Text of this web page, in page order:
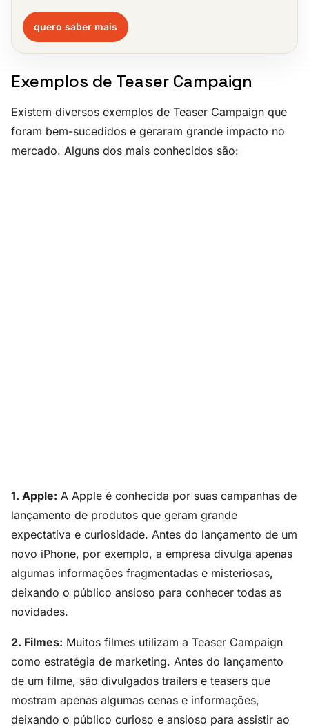
quero saber mais
Exemplos de Teaser Campaign
Existem diversos exemplos de Teaser Campaign que
foram bem-sucedidos e geraram grande impacto no
mercado. Alguns dos mais conhecidos são:
1. Apple: A Apple é conhecida por suas campanhas de
lançamento de produtos que geram grande
expectativa e curiosidade. Antes do lançamento de um
novo iPhone, por exemplo, a empresa divulga apenas
algumas informações fragmentadas e misteriosas,
deixando o público ansioso para conhecer todas as
novidades.
2. Filmes: Muitos filmes utilizam a Teaser Campaign
como estratégia de marketing. Antes do lançamento
de um filme, são divulgados trailers e teasers que
mostram apenas algumas cenas e informações,
deixando o público curioso e ansioso para assistir ao